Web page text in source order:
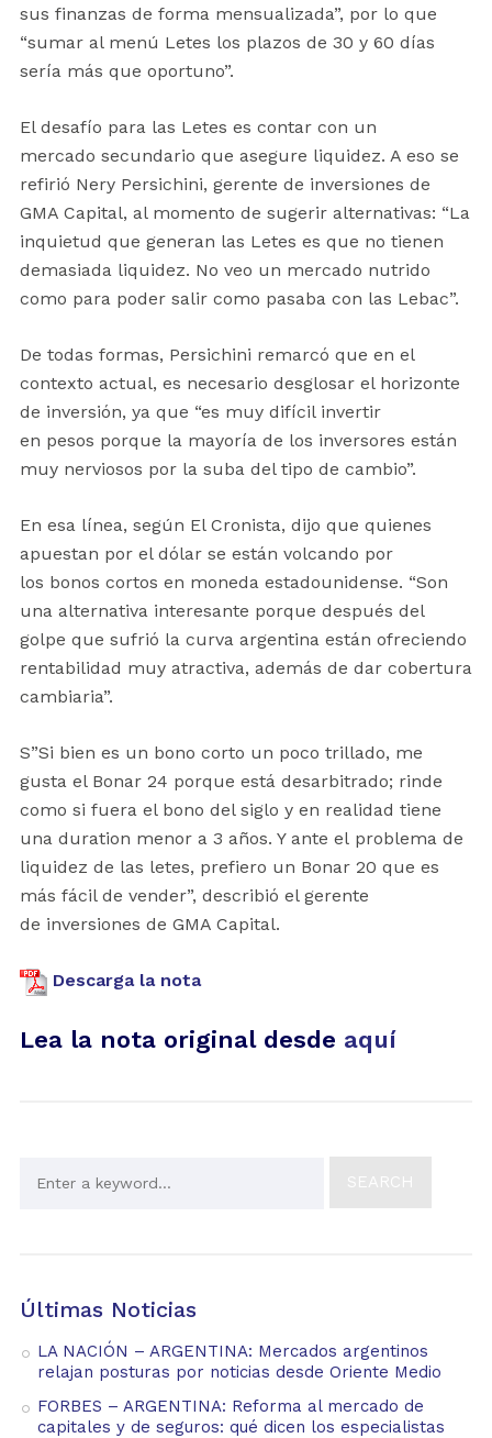
sus finanzas de forma mensualizada”, por lo que
“sumar al menú Letes los plazos de 30 y 60 días
sería más que oportuno”.
El desafío para las Letes es contar con un
mercado secundario que asegure liquidez. A eso se
refirió Nery Persichini, gerente de inversiones de
GMA Capital, al momento de sugerir alternativas: “La
inquietud que generan las Letes es que no tienen
demasiada liquidez. No veo un mercado nutrido
como para poder salir como pasaba con las Lebac”.
De todas formas, Persichini remarcó que en el
contexto actual, es necesario desglosar el horizonte
de inversión, ya que “es muy difícil invertir
en pesos porque la mayoría de los inversores están
muy nerviosos por la suba del tipo de cambio”.
En esa línea, según El Cronista, dijo que quienes
apuestan por el dólar se están volcando por
los bonos cortos en moneda estadounidense. “Son
una alternativa interesante porque después del
golpe que sufrió la curva argentina están ofreciendo
rentabilidad muy atractiva, además de dar cobertura
cambiaria”.
S”Si bien es un bono corto un poco trillado, me
gusta el Bonar 24 porque está desarbitrado; rinde
como si fuera el bono del siglo y en realidad tiene
una duration menor a 3 años. Y ante el problema de
liquidez de las letes, prefiero un Bonar 20 que es
más fácil de vender”, describió el gerente
de inversiones de GMA Capital.
Descarga la nota
Lea la nota original desde aquí
Últimas Noticias
LA NACIÓN – ARGENTINA: Mercados argentinos
relajan posturas por noticias desde Oriente Medio
FORBES – ARGENTINA: Reforma al mercado de
capitales y de seguros: qué dicen los especialistas